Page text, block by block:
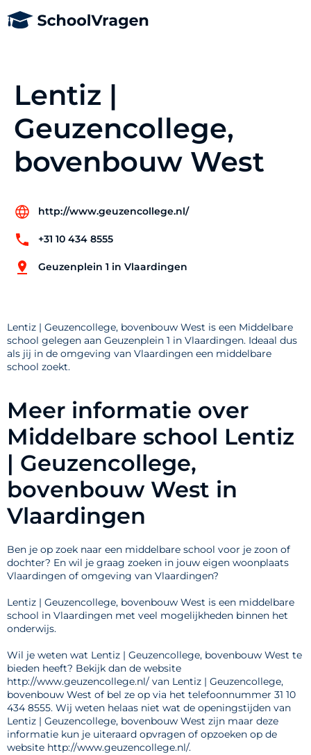
Lentiz |
Geuzencollege,
bovenbouw West
http://www.geuzencollege.nl/
+31 10 434 8555
Geuzenplein 1 in Vlaardingen
Lentiz | Geuzencollege, bovenbouw West is een Middelbare
school gelegen aan Geuzenplein 1 in Vlaardingen. Ideaal dus
als jij in de omgeving van Vlaardingen een middelbare
school zoekt.
Meer informatie over
Middelbare school Lentiz
| Geuzencollege,
bovenbouw West in
Vlaardingen
Ben je op zoek naar een middelbare school voor je zoon of
dochter? En wil je graag zoeken in jouw eigen woonplaats
Vlaardingen of omgeving van Vlaardingen?
Lentiz | Geuzencollege, bovenbouw West is een middelbare
school in Vlaardingen met veel mogelijkheden binnen het
onderwijs.
Wil je weten wat Lentiz | Geuzencollege, bovenbouw West te
bieden heeft? Bekijk dan de website
http://www.geuzencollege.nl/ van Lentiz | Geuzencollege,
bovenbouw West of bel ze op via het telefoonnummer 31 10
434 8555. Wij weten helaas niet wat de openingstijden van
Lentiz | Geuzencollege, bovenbouw West zijn maar deze
informatie kun je uiteraard opvragen of opzoeken op de
website http://www.geuzencollege.nl/.